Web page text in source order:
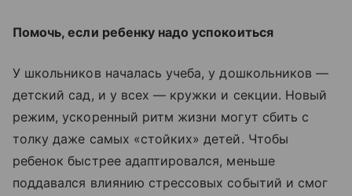
Помочь, если ребенку надо успокоиться
У школьников началась учеба, у дошкольников —
детский сад, и у всех — кружки и секции. Новый
режим, ускоренный ритм жизни могут сбить с
толку даже самых «стойких» детей. Чтобы
ребенок быстрее адаптировался, меньше
поддавался влиянию стрессовых событий и смог